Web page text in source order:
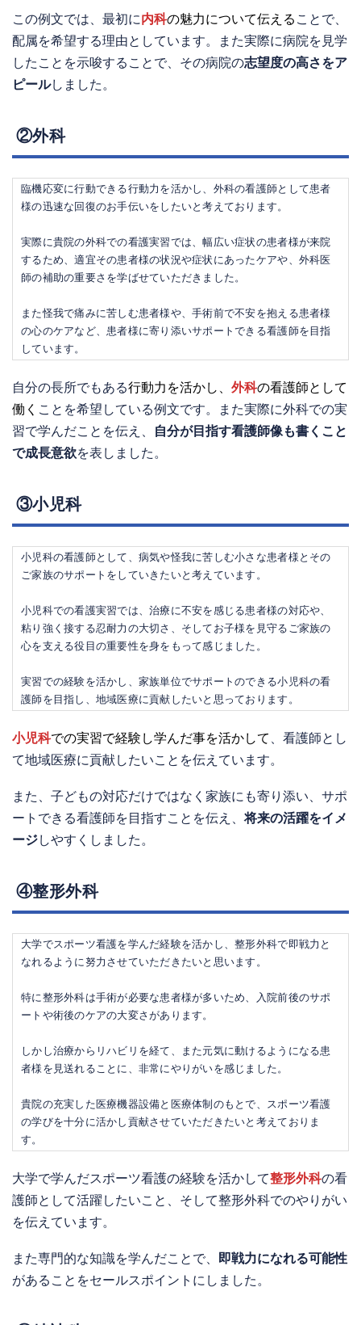
この例文では、最初に内科の魅力について伝える ことで、
配属を希望する理由としています。また実際に病院を見学
したことを示唆することで、その病院の志望度の高さをア
ピールしました。
②外科
臨機応変に行動できる行動力を活かし、外科の看護師として患者
様の迅速な回復のお手伝いをしたいと考えております。
実際に貴院の外科での看護実習では、幅広い症状の患者様が来院
するため、適宜その患者様の状況や症状にあったケアや、外科医
師の補助の重要さを学ばせていただきました。
また怪我で痛みに苦しむ患者様や、手術前で不安を抱える患者様
の心のケアなど、患者様に寄り添いサポートできる看護師を目指
しています。
自分の長所でもある行動力を活かし、 外科の看護師として
働く ことを希望している例文です。また実際に外科での実
習で学んだことを伝え、
自分が目指す看護師像も書くこと
で成長意欲を表しました。
③小児科
小児科の看護師として、病気や怪我に苦しむ小さな患者様とその
ご家族のサポートをしていきたいと考えています。
小児科での看護実習では、治療に不安を感じる患者様の対応や、
粘り強く接する忍耐力の大切さ、そしてお子様を見守るご家族の
心を支える役目の重要性を身をもって感じました。
実習での経験を活かし、家族単位でサポートのできる小児科の看
護師を目指し、地域医療に貢献したいと思っております。
小児科での実習で経験し学んだ事を活かして
、看護師とし
て地域医療に貢献したいことを伝えています。
また、子どもの対応だけではなく家族にも寄り添い、サポ
ートできる看護師を目指すことを伝え、将来の活躍をイメ
ージしやすくしました。
④整形外科
大学でスポーツ看護を学んだ経験を活かし、整形外科で即戦力と
なれるように努力させていただきたいと思います。
特に整形外科は手術が必要な患者様が多いため、入院前後のサポ
ートや術後のケアの大変さがあります。
しかし治療からリハビリを経て、また元気に動けるようになる患
者様を見送れることに、非常にやりがいを感じました。
貴院の充実した医療機器設備と医療体制のもとで、スポーツ看護
の学びを十分に活かし貢献させていただきたいと考えておりま
す。
大学で学んだスポーツ看護の経験を活かして整形外科の看
護師として活躍したいこと、そして整形外科でのやりがい
を伝えています。
また専門的な知識を学んだことで、
即戦力になれる可能性
があることをセールスポイントにしました。